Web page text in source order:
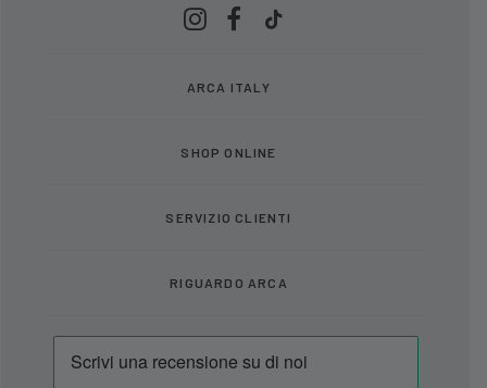
ARCA ITALY
SHOP ONLINE
SERVIZIO CLIENTI
RIGUARDO ARCA